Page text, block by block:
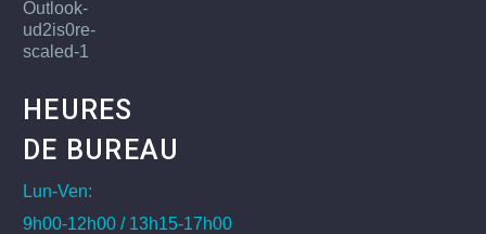
HEURES
DE BUREAU
Lun-Ven:
9h00-12h00 / 13h15-17h00